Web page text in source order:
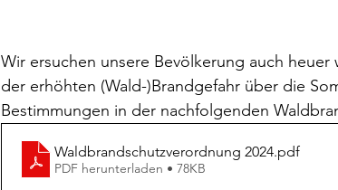
Wir ersuchen unsere Bevölkerung auch
der erhöhten (Wald-)Brandgefahr über die
Bestimmungen in der nachfolgenden
Waldbrandschutzverordnung 2024.pdf
PDF herunterladen • 78KB